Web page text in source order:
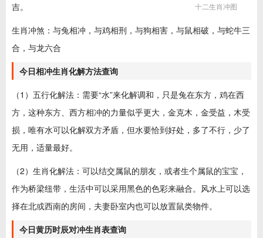
十二生肖冲图
吉。
生肖冲煞：与兔相冲，与鸡相刑，与狗相害，与鼠相破，与蛇牛三
合，与龙六合
今日相冲生肖化解方法查询
（1）五行化解法：需要“水”来化解调和，只是兔在东方，鸡在西
方，这种东方、西方相冲的力量似乎更大，金克木，金受益，木受
损，唯有水可以化解双方矛盾，但水要恰到好处，多了不行，少了
无用，适量最好。
（2）生肖化解法：可以结交属鼠的朋友，或者生个属鼠的宝宝，
作为桥梁纽带，生活中可以采用黑色的色彩来融合。风水上可以选
择在北或西南的房间，夫妻卧室内也可以放置鼠类物件。
今日黄历时辰对冲生肖表查询